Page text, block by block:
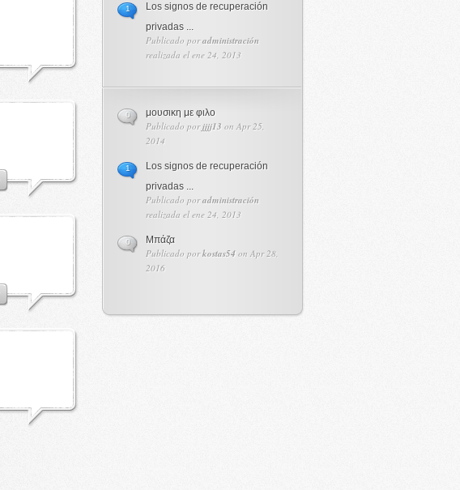
Los signos de recuperación
privadas ...
Publicado poradministración
realizada el ene 24, 2013
1
μουσικη με φιλο
Publicado porjjjj13 on Apr 25,
2014
0
Los signos de recuperación
privadas ...
Publicado poradministración
realizada el ene 24, 2013
1
Μπάζα
Publicado porkostas54 on Apr 28,
2016
0